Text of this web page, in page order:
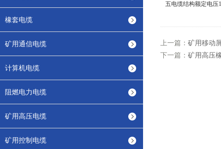
橡套电缆
矿用通信电缆
计算机电缆
阻燃电力电缆
矿用高压电缆
矿用控制电缆
五电缆结构额定电压
上一篇： 矿用移动
下一篇： 矿用高压